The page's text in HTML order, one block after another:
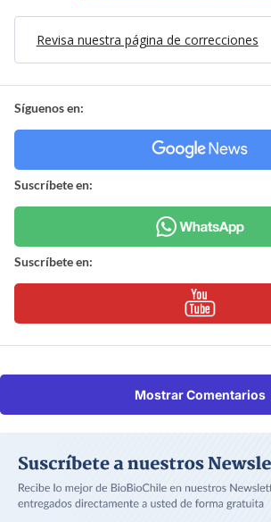
Revisa nuestra página de correcciones
Síguenos en:
Suscríbete en:
Suscríbete en:
Mostrar Comentarios